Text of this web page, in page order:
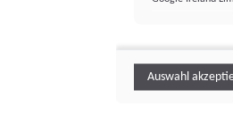
Auswahl